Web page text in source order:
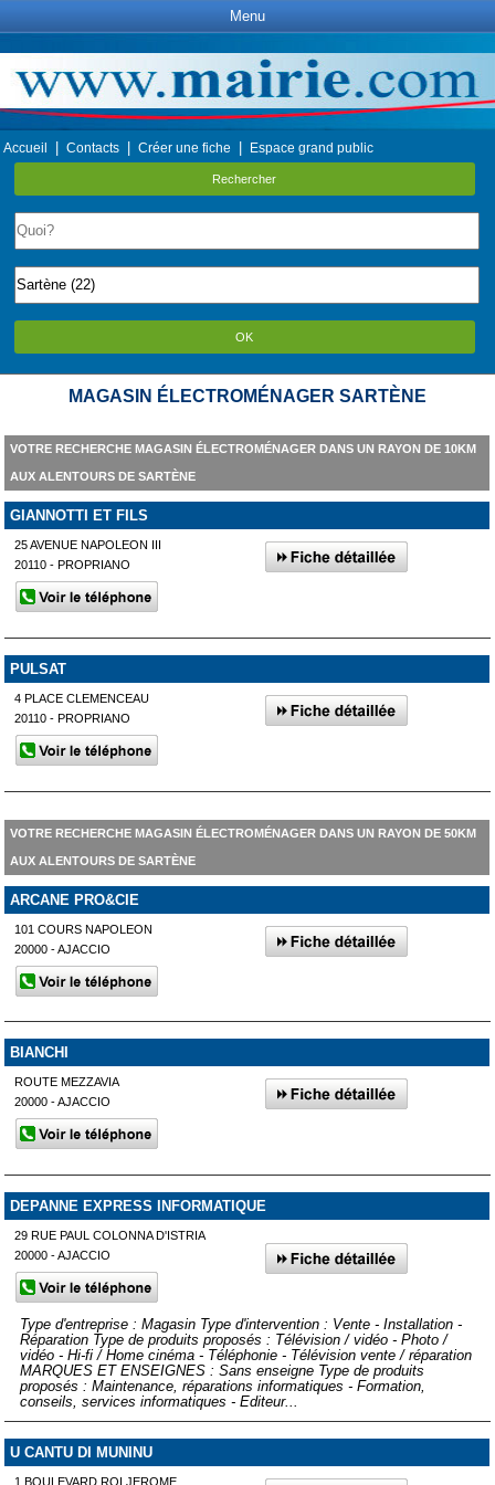
Menu
Accueil Contacts Créer une fiche Espace grand public
Rechercher
OK
MAGASIN ÉLECTROMÉNAGER SARTÈNE
VOTRE RECHERCHE MAGASIN ÉLECTROMÉNAGER DANS UN RAYON DE 10KM
AUX ALENTOURS DE SARTÈNE
GIANNOTTI ET FILS
25 AVENUE NAPOLEON III
20110 - PROPRIANO
PULSAT
4 PLACE CLEMENCEAU
20110 - PROPRIANO
VOTRE RECHERCHE MAGASIN ÉLECTROMÉNAGER DANS UN RAYON DE 50KM
AUX ALENTOURS DE SARTÈNE
ARCANE PRO&CIE
101 COURS NAPOLEON
20000 - AJACCIO
BIANCHI
ROUTE MEZZAVIA
20000 - AJACCIO
DEPANNE EXPRESS INFORMATIQUE
29 RUE PAUL COLONNA D'ISTRIA
20000 - AJACCIO
Type d'entreprise : Magasin Type d'intervention : Vente - Installation -
Réparation Type de produits proposés : Télévision / vidéo - Photo /
vidéo - Hi-fi / Home cinéma - Téléphonie - Télévision vente / réparation
MARQUES ET ENSEIGNES : Sans enseigne Type de produits
proposés : Maintenance, réparations informatiques - Formation,
conseils, services informatiques - Editeur...
U CANTU DI MUNINU
1 BOULEVARD ROI JEROME